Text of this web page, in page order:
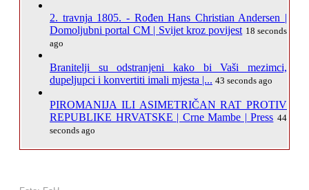
2. travnja 1805. - Rođen Hans Christian Andersen |
Domoljubni portal CM | Svijet kroz povijest 18 seconds
ago
Branitelji su odstranjeni kako bi Vaši mezimci,
dupeljupci i konvertiti imali mjesta |... 43 seconds ago
PIROMANIJA ILI ASIMETRIČAN RAT PROTIV
REPUBLIKE HRVATSKE | Crne Mambe | Press 44
seconds ago